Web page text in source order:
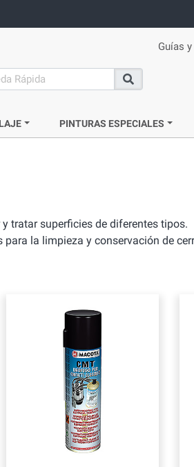
Guías
Buscar
PINTURAS ESPECIALES
tratar superficies de diferentes tipos.
la limpieza y conservación de